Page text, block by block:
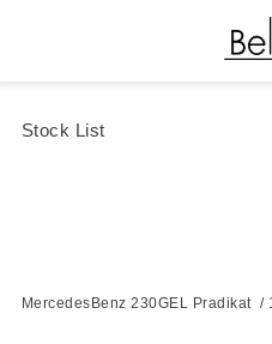
Stock List
MercedesBenz 230GEL Pradikat /